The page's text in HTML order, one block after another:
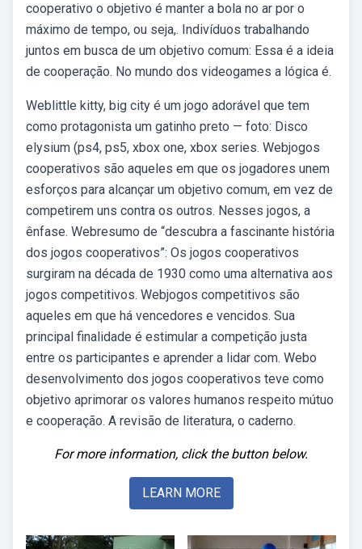
cooperativo o objetivo é manter a bola no ar por o
máximo de tempo, ou seja,. Indivíduos trabalhando
juntos em busca de um objetivo comum: Essa é a ideia
de cooperação. No mundo dos videogames a lógica é.
Weblittle kitty, big city é um jogo adorável que tem
como protagonista um gatinho preto — foto: Disco
elysium (ps4, ps5, xbox one, xbox series. Webjogos
cooperativos são aqueles em que os jogadores unem
esforços para alcançar um objetivo comum, em vez de
competirem uns contra os outros. Nesses jogos, a
ênfase. Webresumo de “descubra a fascinante história
dos jogos cooperativos”: Os jogos cooperativos
surgiram na década de 1930 como uma alternativa aos
jogos competitivos. Webjogos competitivos são
aqueles em que há vencedores e vencidos. Sua
principal finalidade é estimular a competição justa
entre os participantes e aprender a lidar com. Webo
desenvolvimento dos jogos cooperativos teve como
objetivo aprimorar os valores humanos respeito mútuo
e cooperação. A revisão de literatura, o caderno.
For more information, click the button below.
LEARN MORE